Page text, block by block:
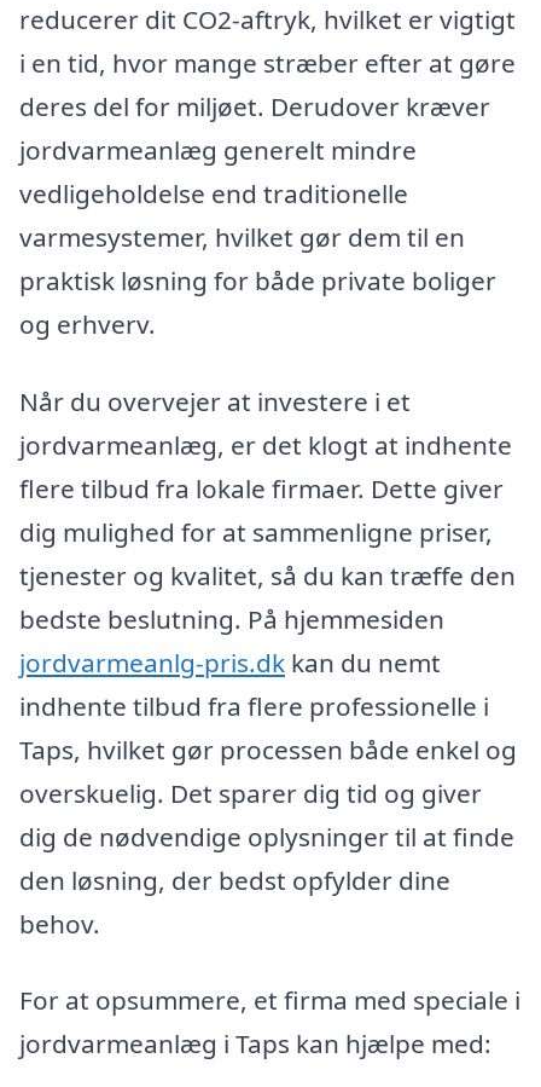
reducerer dit CO2-aftryk, hvilket er vigtigt
i en tid, hvor mange stræber efter at gøre
deres del for miljøet. Derudover kræver
jordvarmeanlæg generelt mindre
vedligeholdelse end traditionelle
varmesystemer, hvilket gør dem til en
praktisk løsning for både private boliger
og erhverv.
Når du overvejer at investere i et
jordvarmeanlæg, er det klogt at indhente
flere tilbud fra lokale firmaer. Dette giver
dig mulighed for at sammenligne priser,
tjenester og kvalitet, så du kan træffe den
bedste beslutning. På hjemmesiden
jordvarmeanlg-pris.dk kan du nemt
indhente tilbud fra flere professionelle i
Taps, hvilket gør processen både enkel og
overskuelig. Det sparer dig tid og giver
dig de nødvendige oplysninger til at finde
den løsning, der bedst opfylder dine
behov.
For at opsummere, et firma med speciale i
jordvarmeanlæg i Taps kan hjælpe med: